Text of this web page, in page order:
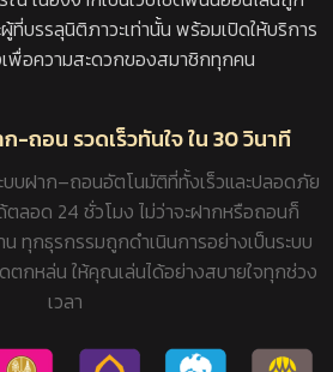
ที่บรรลุนิติภาวะเท่านั้น พร้อมเปิดให้บริการ
พื่อความสะดวกของสมาชิกทุกคน
-ถอน รวดเร็วทันใจ ใน 30 วินาที
บบฝาก–ถอนอัตโนมัติที่ทั้งเร็วและปลอดภัย
ตลอด 24 ชั่วโมง ไม่ว่าจะฝากหรือถอนก็
ทุกธุรกรรมถูกดำเนินการอย่างเป็นระบบ
ตกหล่น ให้คุณเล่นได้อย่างสบายใจทุกช่วง
เวลา